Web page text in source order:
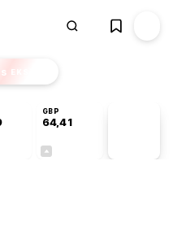
EKSTRA
GBP
64,41